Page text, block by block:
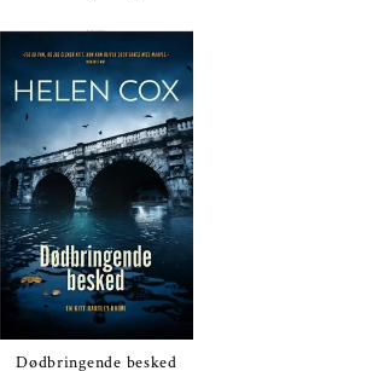
Dødbringende besked